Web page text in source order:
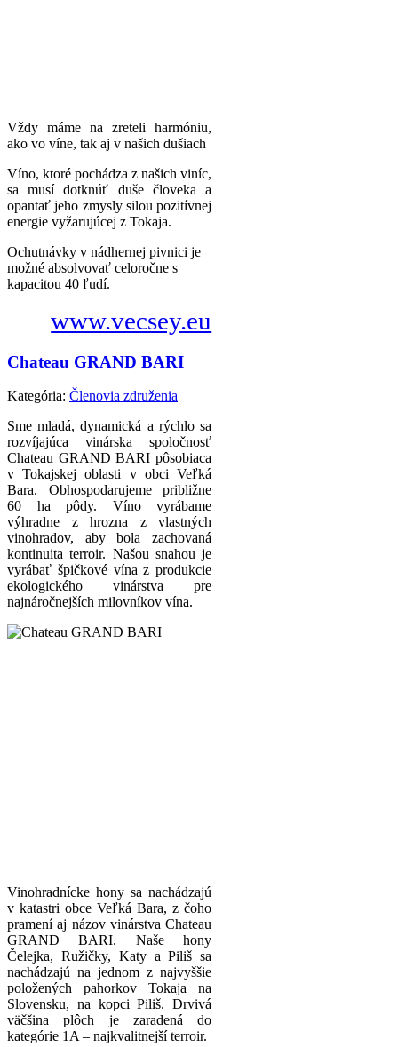
Vždy máme na zreteli harmóniu,
ako vo víne, tak aj v našich dušiach
Víno, ktoré pochádza z našich viníc,
sa musí dotknúť duše človeka a
opantať jeho zmysly silou pozitívnej
energie vyžarujúcej z Tokaja.
Ochutnávky v nádhernej pivnici je
možné absolvovať celoročne s
kapacitou 40 ľudí.
www.vecsey.eu
Chateau GRAND BARI
Kategória: Členovia združenia
Sme mladá, dynamická a rýchlo sa
rozvíjajúca vinárska spoločnosť
Chateau GRAND BARI pôsobiaca
v Tokajskej oblasti v obci Veľká
Bara. Obhospodarujeme približne
60 ha pôdy. Víno vyrábame
výhradne z hrozna z vlastných
vinohradov, aby bola zachovaná
kontinuita terroir. Našou snahou je
vyrábať špičkové vína z produkcie
ekologického vinárstva pre
najnáročnejších milovníkov vína.
Vinohradnícke hony sa nachádzajú
v katastri obce Veľká Bara, z čoho
pramení aj názov vinárstva Chateau
GRAND BARI. Naše hony
Čelejka, Ružičky, Katy a Piliš sa
nachádzajú na jednom z najvyššie
položených pahorkov Tokaja na
Slovensku, na kopci Piliš. Drvivá
väčšina plôch je zaradená do
kategórie 1A – najkvalitnejší terroir.